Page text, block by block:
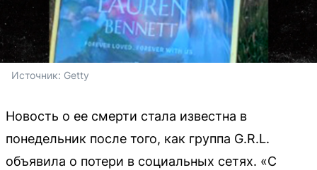
Источник: Getty
Новость о ее смерти стала известна в
понедельник после того, как группа G.R.L.
объявила о потери в социальных сетях. «С